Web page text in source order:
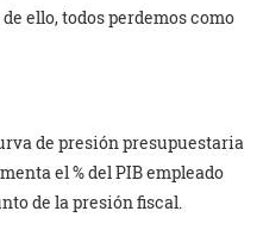
ello, todos perdemos como
de presión presupuestaria
el % del PIB empleado
de la presión fiscal.